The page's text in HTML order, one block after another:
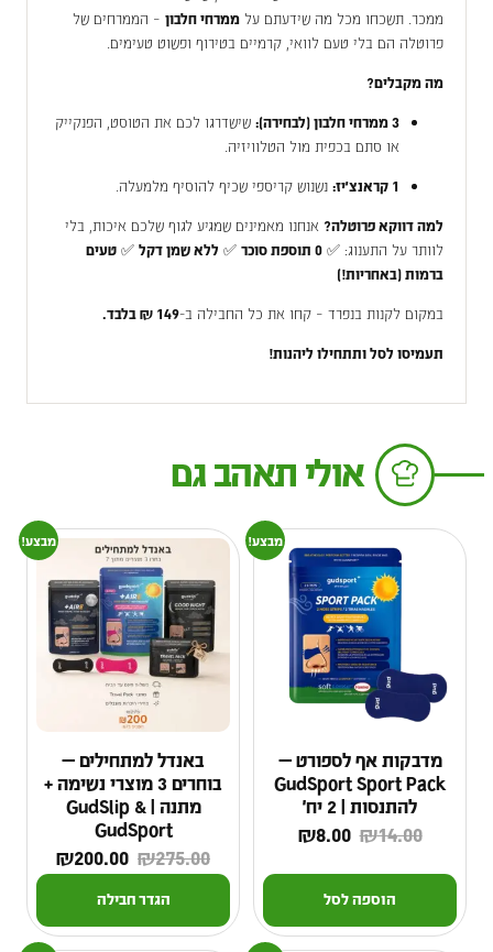
ממכר. תשכחו מכל מה שידעתם על ממרחי חלבון – הממרחים של
פרוטלה הם בלי טעם לוואי, קרמיים בטירוף ופשוט טעימים.
מה מקבלים?
3 ממרחי חלבון (לבחירה):
שישדרגו לכם את הטוסט, הפנקייק
או סתם בכפית מול הטלוויזיה.
1 קראנצ'יז: נשנוש קריספי שכיף להוסיף מלמעלה.
למה דווקא פרוטלה? אנחנו מאמינים שמגיע לגוף שלכם איכות, בלי
לוותר על התענוג: ✅ 0 תוספת סוכר ✅ ללא שמן דקל ✅ טעים
ברמות (באחריות!)
במקום לקנות בנפרד – קחו את כל החבילה ב-149 ₪ בלבד.
תעמיסו לסל ותתחילו ליהנות!
אולי תאהב גם
מבצע!
מדבקות אף לספורט —
GudSport Sport Pack
להתנסות | 2 יח׳
₪14.00
₪8.00
הוספה לסל
מבצע!
באנדל למתחילים —
בוחרים 3 מוצרי נשימה +
מתנה | GudSlip &
GudSport
₪275.00
₪200.00
הגדר חבילה